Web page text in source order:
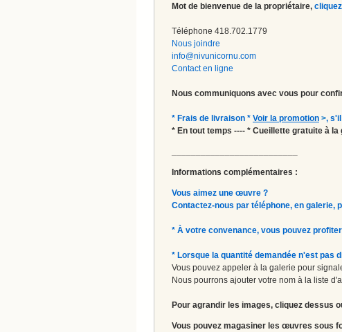
Mot de bienvenue de la propriétaire,
Téléphone 418.702.1779
Nous joindre
info@nivunicornu.com
Contact en ligne
Nous communiquons avec vous pour
* Frais de livraison * Voir la promotion >,
* En tout temps ---- * Cueillette gratuite à
Informations complémentaires :
Vous aimez une œuvre ?
Contactez-nous par téléphone, en galerie,
* À votre convenance, vous pouvez
* Lorsque la quantité demandée n'est pas
Vous pouvez appeler à la galerie pour
Nous pourrons ajouter votre nom à la liste
Pour agrandir les images, cliquez dessus
Vous pouvez magasiner les œuvres sous